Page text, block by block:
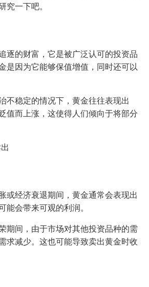
究一下吧。
逐的财富，它是被广泛认可的投资品
是因为它能够保值增值，同时还可以
不稳定的情况下，黄金往往表现出
值而上涨，这使得人们倾向于将部分
或经济衰退期间，黄金通常会表现出
能会带来可观的利润。
期间，由于市场对其他投资品种的需
求减少。这也可能导致卖出黄金时收